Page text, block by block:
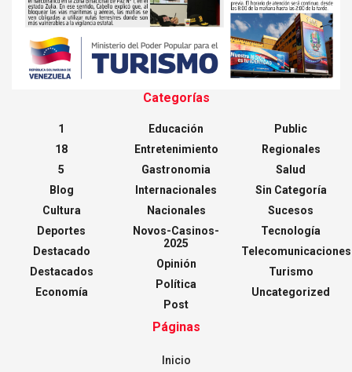
Categorías
1
18
5
Blog
Cultura
Deportes
Destacado
Destacados
Economía
Educación
Entretenimiento
Gastronomia
Internacionales
Nacionales
Novos-Casinos-
2025
Opinión
Política
Post
Public
Regionales
Salud
Sin Categoría
Sucesos
Tecnología
Telecomunicaciones
Turismo
Uncategorized
Páginas
Inicio